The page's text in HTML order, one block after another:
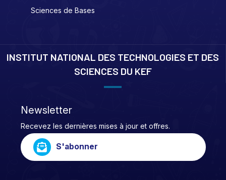
Sciences de Bases
INSTITUT NATIONAL DES TECHNOLOGIES ET DES
SCIENCES DU KEF
Newsletter
Recevez les dernières mises à jour et offres.
S'abonner